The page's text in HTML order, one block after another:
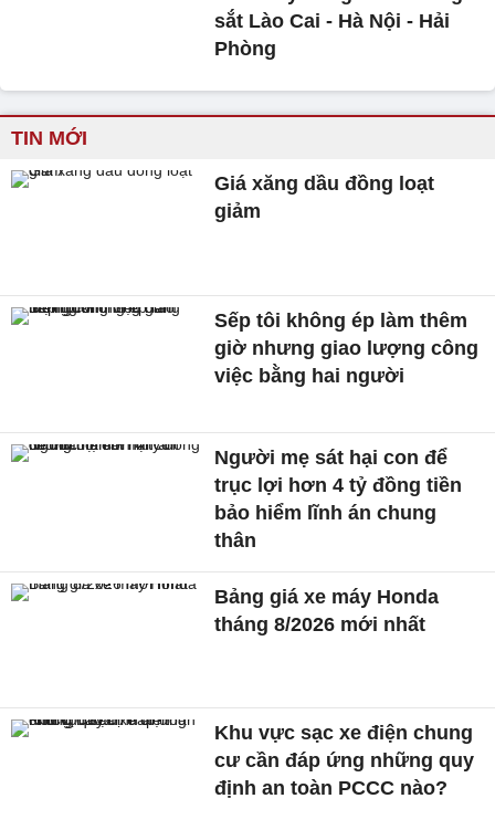
sắt Lào Cai - Hà Nội - Hải
Phòng
TIN MỚI
Giá xăng dầu đồng loạt
giảm
Sếp tôi không ép làm thêm
giờ nhưng giao lượng công
việc bằng hai người
Người mẹ sát hại con để
trục lợi hơn 4 tỷ đồng tiền
bảo hiểm lĩnh án chung
thân
Bảng giá xe máy Honda
tháng 8/2026 mới nhất
Khu vực sạc xe điện chung
cư cần đáp ứng những quy
định an toàn PCCC nào?